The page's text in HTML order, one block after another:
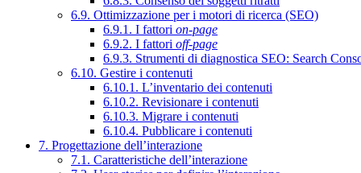
6.9. Ottimizzazione per i motori di ricerca (SEO)
6.9.1. I fattori on-page
6.9.2. I fattori off-page
6.9.3. Strumenti di diagnostica SEO: Search
6.10. Gestire i contenuti
6.10.1. L’inventario dei contenuti
6.10.2. Revisionare i contenuti
6.10.3. Migrare i contenuti
6.10.4. Pubblicare i contenuti
7. Progettazione dell’interazione
7.1. Caratteristiche dell’interazione